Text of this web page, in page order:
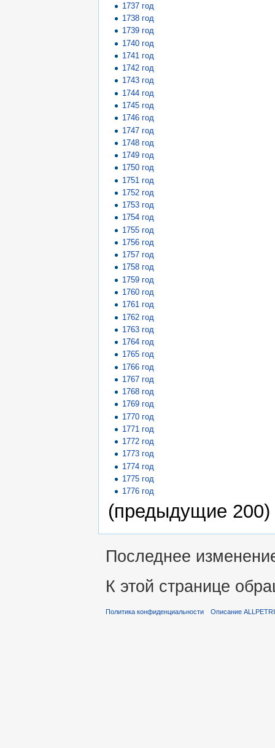
1737 год
1738 год
1739 год
1740 год
1741 год
1742 год
1743 год
1744 год
1745 год
1746 год
1747 год
1748 год
1749 год
1750 год
1751 год
1752 год
1753 год
1754 год
1755 год
1756 год
1757 год
1758 год
1759 год
1760 год
1761 год
1762 год
1763 год
1764 год
1765 год
1766 год
1767 год
1768 год
1769 год
1770 год
1771 год
1772 год
1773 год
1774 год
1775 год
1776 год
(предыдущие 200)
Последнее
К этой странице
Политика конфиденциальности Описание